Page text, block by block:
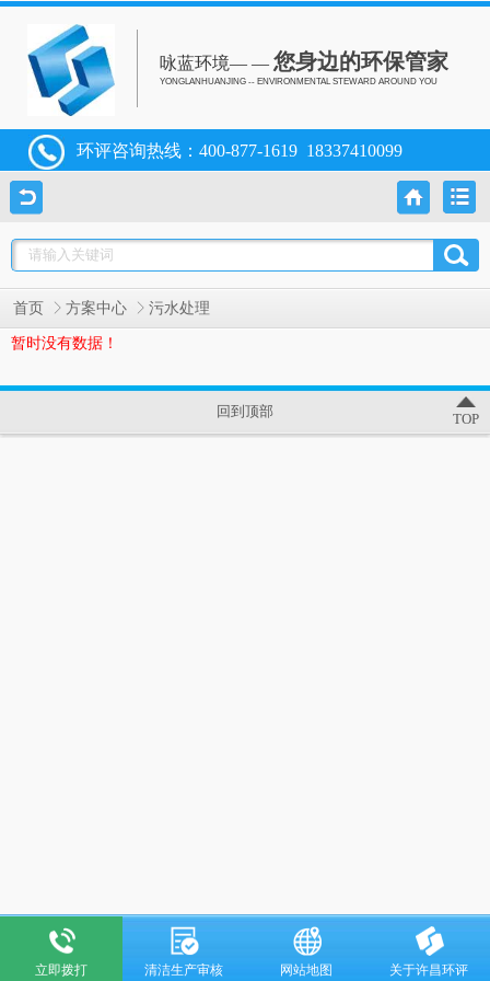
咏蓝环境— —您身边的环保管家
YONGLANHUANJING -- ENVIRONMENTAL STEWARD AROUND YOU
环评咨询热线： 400-877-161918337410099
首页 方案中心 污水处理
暂时没有数据！
回到顶部 TOP
立即拨打 清洁生产审核 网站地图 关于许昌环评